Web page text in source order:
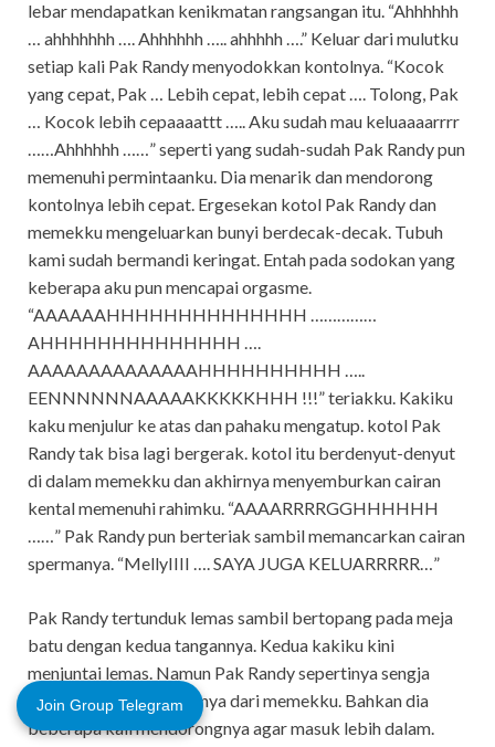
lebar mendapatkan kenikmatan rangsangan itu. “Ahhhhhh
… ahhhhhhh …. Ahhhhhh ….. ahhhhh ….” Keluar dari mulutku
setiap kali Pak Randy menyodokkan kontolnya. “Kocok
yang cepat, Pak … Lebih cepat, lebih cepat …. Tolong, Pak
… Kocok lebih cepaaaattt ….. Aku sudah mau keluaaaarrrr
……Ahhhhhh ……” seperti yang sudah-sudah Pak Randy pun
memenuhi permintaanku. Dia menarik dan mendorong
kontolnya lebih cepat. Ergesekan kotol Pak Randy dan
memekku mengeluarkan bunyi berdecak-decak. Tubuh
kami sudah bermandi keringat. Entah pada sodokan yang
keberapa aku pun mencapai orgasme.
“AAAAAAHHHHHHHHHHHHHH ……………
AHHHHHHHHHHHHHH ….
AAAAAAAAAAAAAAHHHHHHHHHH …..
EENNNNNNAAAAAKKKKKHHH !!!” teriakku. Kakiku
kaku menjulur ke atas dan pahaku mengatup. kotol Pak
Randy tak bisa lagi bergerak. kotol itu berdenyut-denyut
di dalam memekku dan akhirnya menyemburkan cairan
kental memenuhi rahimku. “AAAARRRRGGHHHHHH
……” Pak Randy pun berteriak sambil memancarkan cairan
spermanya. “MellyIIII …. SAYA JUGA KELUARRRRR…”
Pak Randy tertunduk lemas sambil bertopang pada meja
batu dengan kedua tangannya. Kedua kakiku kini
menjuntai lemas. Namun Pak Randy sepertinya sengja
tidak mencabut kontolnya dari memekku. Bahkan dia
beberapa kali mendorongnya agar masuk lebih dalam.
Join Group Telegram